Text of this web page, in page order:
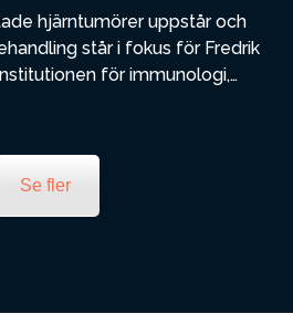
hjärntumörer uppstår och
står i fokus för Fredrik
för immunologi,
av ett stamcellsprotein
behandling riktad mot de
Se fler